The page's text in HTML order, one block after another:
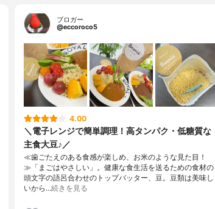
ブロガー
@eccoroco5
4.00
＼電子レンジで簡単調理！高タンパク・低糖質な
主食大豆♪／
≪歯ごたえのある食感が楽しめ、お米のような見た目！
≫「まごはやさしい」。健康な食生活を送るための食材の
頭文字の語呂合わせのトップバッター、豆。豆類は美味し
いから…続きを見る